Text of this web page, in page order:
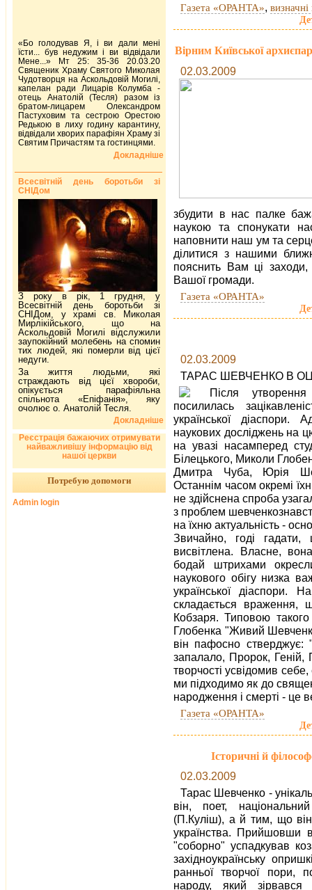
Газета «ОРАНТА», визначні
Вірним Київської
02.03.2009
збудити в нас палке
наукою та спонукати
наповнити наш ум та
ділитися з нашими
пояснить Вам ці заходи,
Вашої громади.
Газета «ОРАНТА»
02.03.2009
ТАРАС ШЕВЧЕНКО В
Після
посилилась
української
наукових досліджень на
на увазі насамперед
Білецького, Миколи
Дмитра Чуба, Юрія
Останнім часом окремі
не здійснена спроба
з проблем
на їхню актуальність -
Звичайно, годі
висвітлена. Власне,
бодай штрихами
наукового обігу низка
української діаспори.
складається враження,
Кобзаря. Типовою
Глобенка "Живий
він пафосно
запалало, Пророк, Геній,
творчості усвідомив
ми підходимо як до
народження і смерті - це
Газета «ОРАНТА»
Історичні й
02.03.2009
Тарас Шевченко -
він, поет,
(П.Куліш), а й тим, що
українства. Прийшовши
"соборно" успадкував
західноукраїнську
ранньої творчої пори,
народу, який
«Бо голодував Я, і ви дали мені
їсти... був недужим і ви відвідали
Мене...» Мт 25: 35-36 20.03.20
Священик Храму Святого Миколая
Чудотворця на Аскольдовій Могилі,
капелан ради Лицарів Колумба -
отець Анатолій (Тесля) разом із
братом-лицарем Олександром
Пастуховим та сестрою Орестою
Редькою в лиху годину карантину,
відвідали хворих парафіян Храму зі
Святим Причастям та гостинцями.
Докладніше
Всесвітній день боротьби зі
СНІДом
З року в рік, 1 грудня, у
Всесвітній день боротьби зі
СНІДом, у храмі св. Миколая
Мирлікійського, що на
Аскольдовій Могилі відслужили
заупокійний молебень на спомин
тих людей, які померли від цієї
недуги.
За життя людьми, які
страждають від цієї хвороби,
опікується парафіяльна
спільнота «Епіфанія», яку
очолює о. Анатолій Тесля.
Докладніше
Реєстрація бажаючих отримувати
найважливішу інформацію від
нашої церкви
Потребую допомоги
Admin login